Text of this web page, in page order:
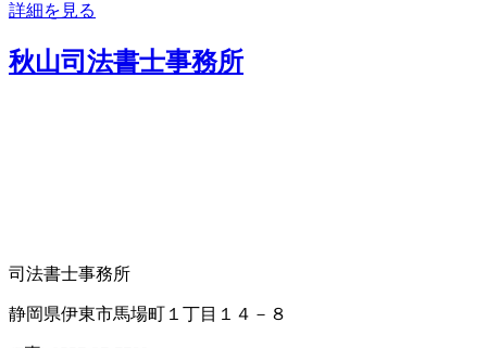
詳細を見る
秋山司法書士事務所
司法書士事務所
静岡県伊東市馬場町１丁目１４－８